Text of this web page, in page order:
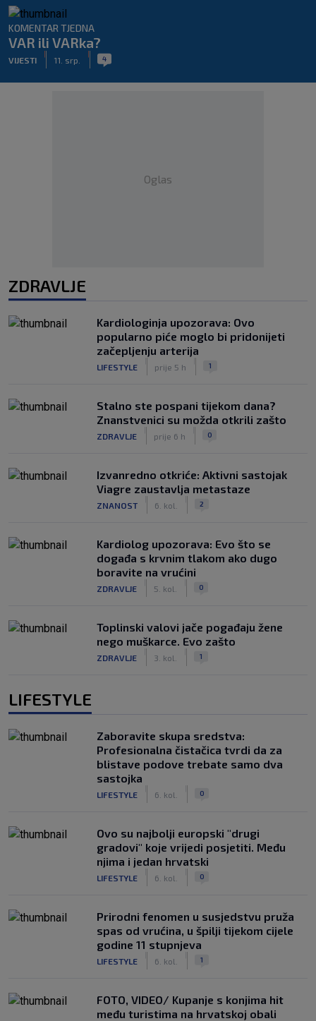
KOMENTAR TJEDNA
VAR ili VARka?
VIJESTI 11. srp. 4
Oglas
ZDRAVLJE
Kardiologinja upozorava: Ovo
popularno piće moglo bi pridonijeti
začepljenju arterija
LIFESTYLE prije 5 h 1
Stalno ste pospani tijekom dana?
Znanstvenici su možda otkrili zašto
ZDRAVLJE prije 6 h 0
Izvanredno otkriće: Aktivni sastojak
Viagre zaustavlja metastaze
ZNANOST 6. kol. 2
Kardiolog upozorava: Evo što se
događa s krvnim tlakom ako dugo
boravite na vrućini
ZDRAVLJE 5. kol. 0
Toplinski valovi jače pogađaju žene
nego muškarce. Evo zašto
ZDRAVLJE 3. kol. 1
LIFESTYLE
Zaboravite skupa sredstva:
Profesionalna čistačica tvrdi da za
blistave podove trebate samo dva
sastojka
LIFESTYLE 6. kol. 0
Ovo su najbolji europski "drugi
gradovi" koje vrijedi posjetiti. Među
njima i jedan hrvatski
LIFESTYLE 6. kol. 0
Prirodni fenomen u susjedstvu pruža
spas od vrućina, u špilji tijekom cijele
godine 11 stupnjeva
LIFESTYLE 6. kol. 1
FOTO, VIDEO/ Kupanje s konjima hit
među turistima na hrvatskoj obali